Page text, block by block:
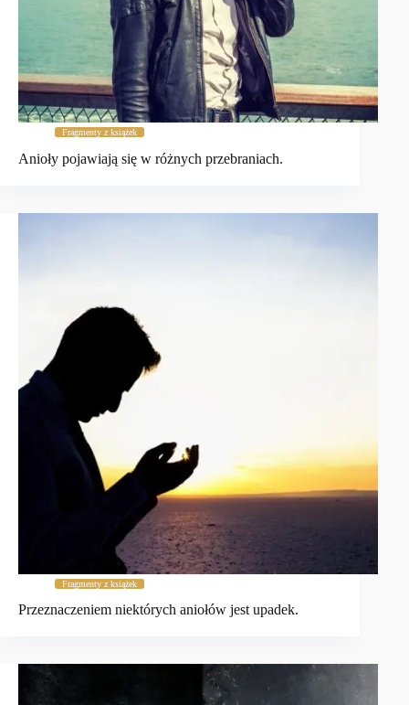
Fragmenty z książek
Anioły pojawiają się w różnych przebraniach.
Fragmenty z książek
Przeznaczeniem niektórych aniołów jest upadek.